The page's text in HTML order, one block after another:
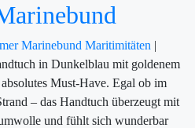
Marinebund Maritimitäten |
in Dunkelblau mit goldenem
Must-Have. Egal ob im
– das Handtuch überzeugt mit
und fühlt sich wunderbar